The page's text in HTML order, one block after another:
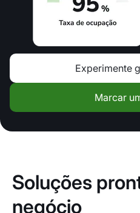
Experimente
Marcar
Soluções
negócio